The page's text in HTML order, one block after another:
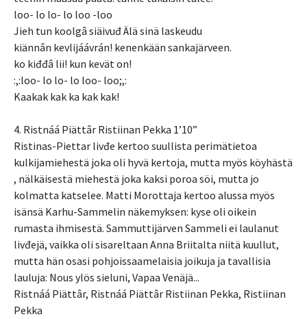
loo- lo lo- lo loo -loo
Jieh tun koolgâ siäivuđ Älä sinä laskeudu
kiännân kevlijáávrán! kenenkään sankajärveen.
ko kiđđâ lii! kun kevät on!
:,:loo- lo lo- lo loo- loo;,:
Kaakak kak ka kak kak!
4. Ristnáá Piättâr Ristiinan Pekka 1’10”
Ristinas-Piettar livđe kertoo suullista perimätietoa
kulkijamiehestä joka oli hyvä kertoja, mutta myös köyhästä
, nälkäisestä miehestä joka kaksi poroa söi, mutta jo
kolmatta katselee. Matti Morottaja kertoo alussa myös
isänsä Karhu-Sammelin näkemyksen: kyse oli oikein
rumasta ihmisestä. Sammuttijärven Sammeli ei laulanut
livđejä, vaikka oli sisareltaan Anna Briitalta niitä kuullut,
mutta hän osasi pohjoissaamelaisia joikuja ja tavallisia
lauluja: Nous ylös sieluni, Vapaa Venäjä...
Ristnáá Piättâr, Ristnáá Piättâr Ristiinan Pekka, Ristiinan
Pekka